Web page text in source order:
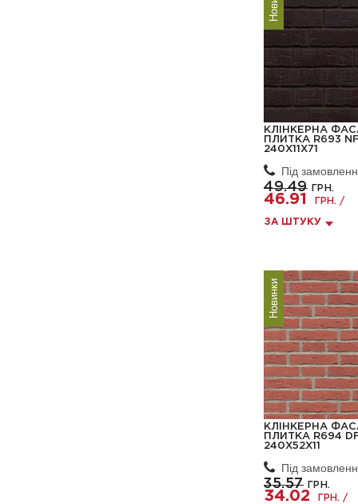
КЛІНКЕРНА
ПЛИТКА R693
240X11X71
Під
49.49 ГРН.
46.91 ГРН. /
ЗА ШТУКУ
Новинки
КЛІНКЕРНА
ПЛИТКА R694
240X52X11
Під
35.57 ГРН.
34.02 ГРН. /